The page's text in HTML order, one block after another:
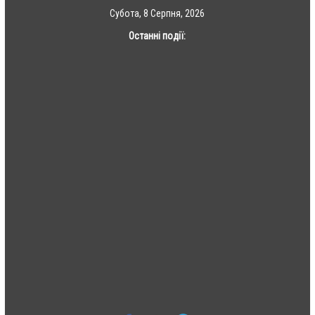
Субота, 8 Серпня, 2026
Останні події: